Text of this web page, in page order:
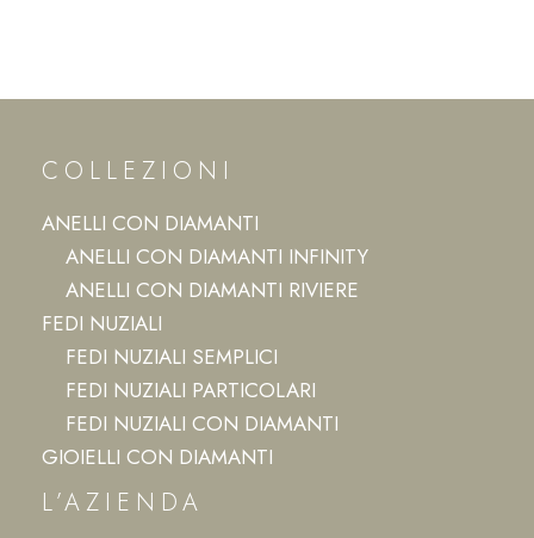
COLLEZIONI
ANELLI CON DIAMANTI
ANELLI CON DIAMANTI INFINITY
ANELLI CON DIAMANTI RIVIERE
FEDI NUZIALI
FEDI NUZIALI SEMPLICI
FEDI NUZIALI PARTICOLARI
FEDI NUZIALI CON DIAMANTI
GIOIELLI CON DIAMANTI
L’AZIENDA